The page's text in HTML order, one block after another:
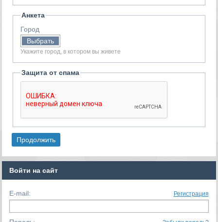
Анкета
Город
Выбрать
Укажите город, в котором вы живете
Защита от спама
Войти на сайт
E-mail: Регистрация